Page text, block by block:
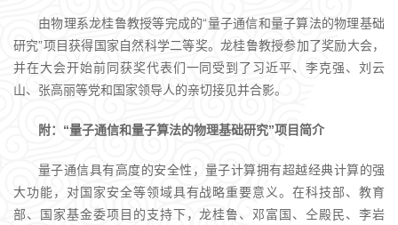
由物理系龙桂鲁教授等完成的“量子通信和量子算法的物理基础
研究”项目获得国家自然科学二等奖。龙桂鲁教授参加了奖励大会，
并在大会开始前同获奖代表们一同受到了习近平、李克强、刘云
山、张高丽等党和国家领导人的亲切接见并合影。
附：“量子通信和量子算法的物理基础研究”项目简介
量子通信具有高度的安全性，量子计算拥有超越经典计算的强
大功能，对国家安全等领域具有战略重要意义。在科技部、教育
部、国家基金委项目的支持下，龙桂鲁、邓富国、仝殿民、李岩